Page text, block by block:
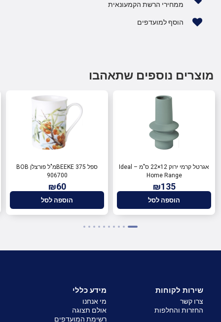
ממחירי הרשת הקמעונאית
הוסף למועדפים
מוצרים נוספים שתאהבו
אגרטל קרמי ירוק 12×22 ס"מ – Ideal
Home Range
₪135
הוספה לסל
ספל BEEKE 375מ"ל פורצלן BOB
906700
₪60
הוספה לסל
שירות לקוחות
צרו קשר
החזרות והחלפות
מידע כללי
מי אנחנו
אולם תצוגה
רשימת המועדפים